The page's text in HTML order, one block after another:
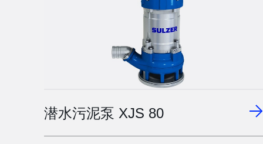
潜水污泥泵 XJS 80